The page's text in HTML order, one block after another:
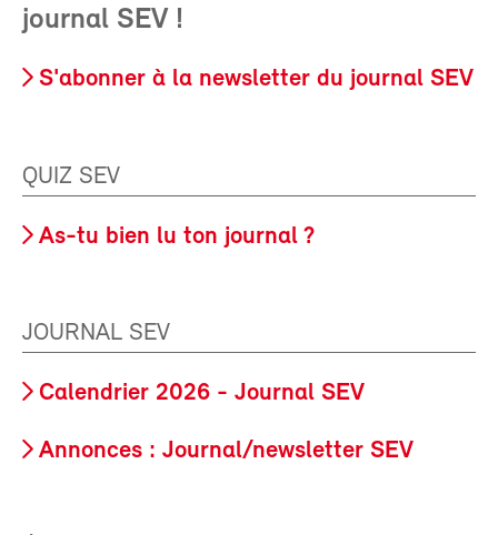
journal SEV !
S'abonner à la newsletter du journal SEV
QUIZ SEV
As-tu bien lu ton journal ?
JOURNAL SEV
Calendrier 2026 - Journal SEV
Annonces : Journal/newsletter SEV